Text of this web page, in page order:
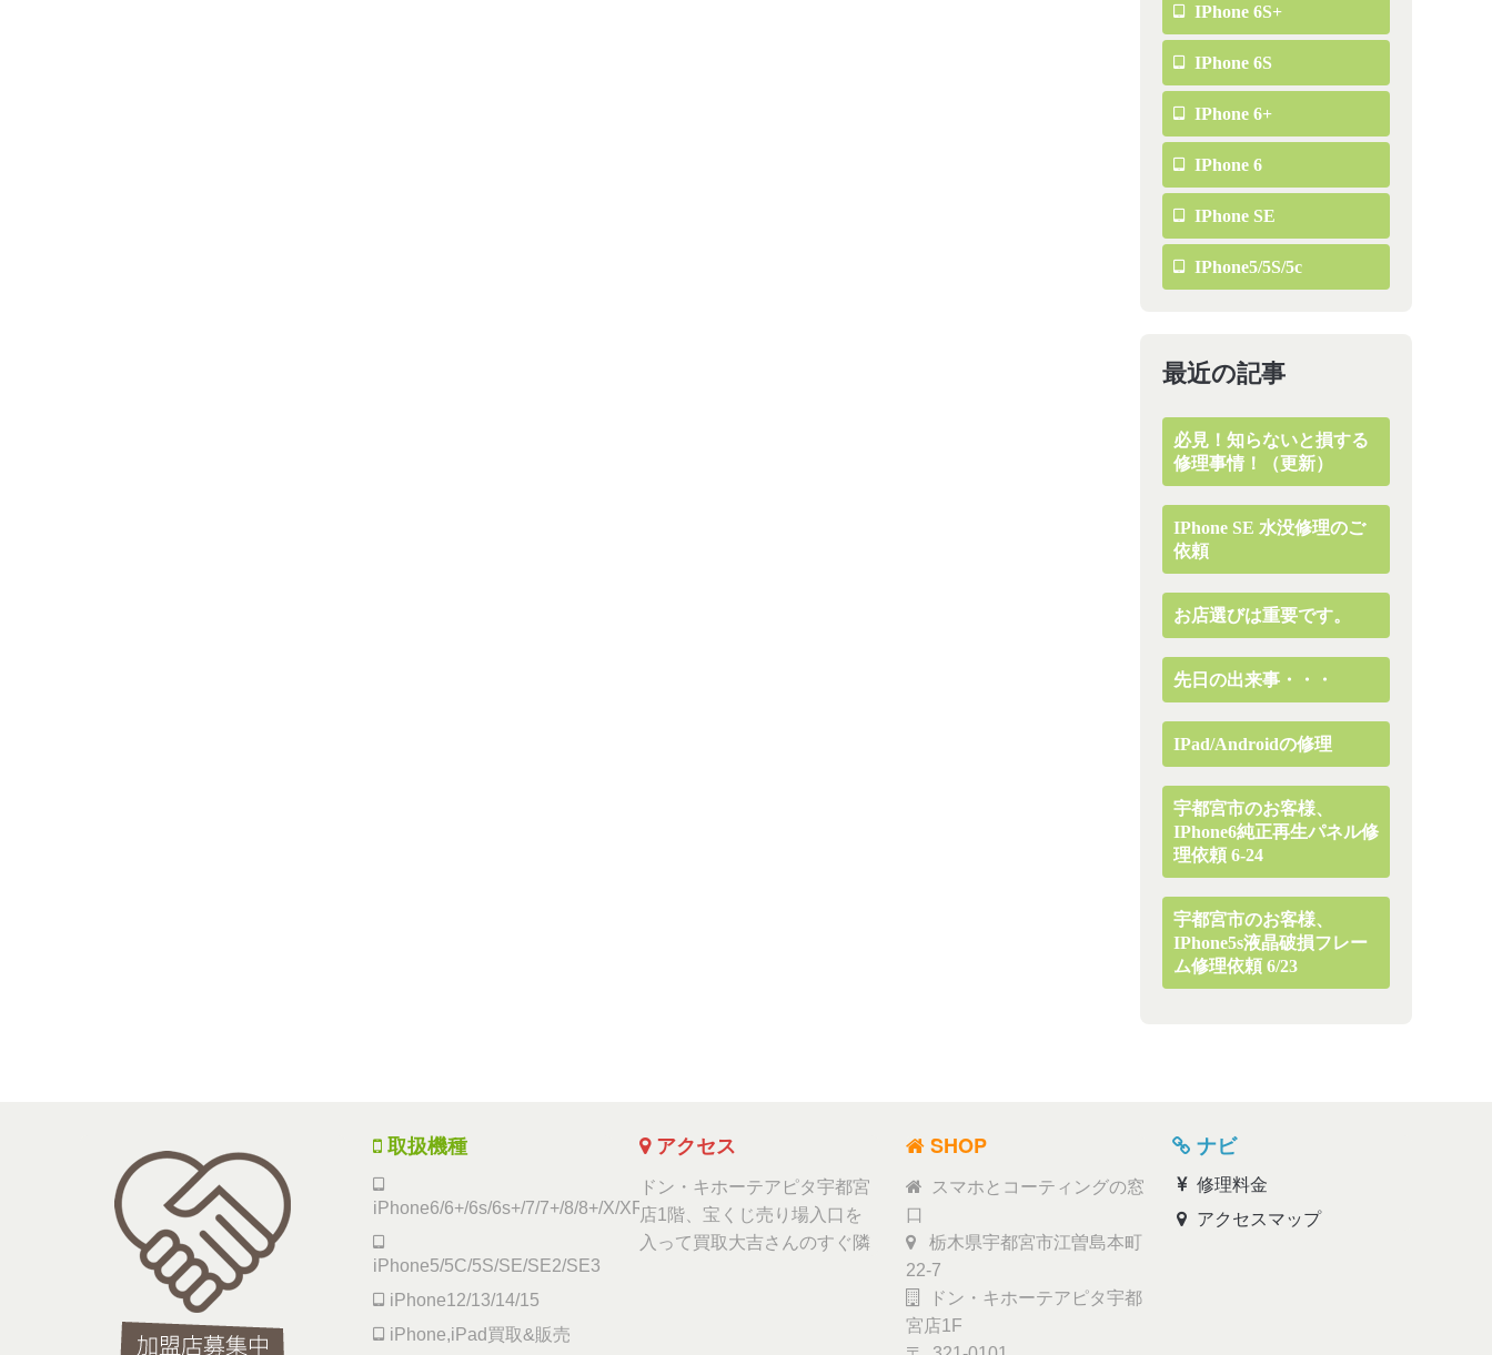
IPhone 6S+
IPhone 6S
IPhone 6+
IPhone 6
IPhone SE
IPhone5/5S/5c
最近の記事
必見！知らないと損する
修理事情！（更新）
IPhone SE 水没修理のご
依頼
お店選びは重要です。
先日の出来事・・・
IPad/Androidの修理
宇都宮市のお客様、
IPhone6純正再生パネル修
理依頼 6-24
宇都宮市のお客様、
IPhone5s液晶破損フレー
ム修理依頼 6/23
取扱機種
iPhone6/6+/6s/6s+/7/7+/8/8+/X/XR/Xs/11
iPhone5/5C/5S/SE/SE2/SE3
iPhone12/13/14/15
iPhone,iPad買取&販売
アクセス
ドン・キホーテアピタ宇都宮
店1階、宝くじ売り場入口を
入って買取大吉さんのすぐ隣
SHOP
スマホとコーティングの窓
口
栃木県宇都宮市江曽島本町
22-7
ドン・キホーテアピタ宇都
宮店1F
ナビ
修理料金
アクセスマップ